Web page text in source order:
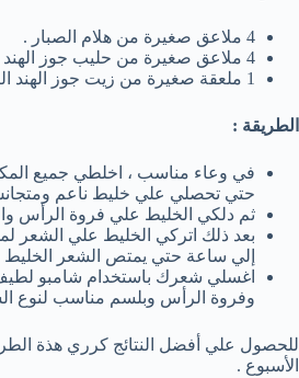
4 ملاعق صغيرة من هلام الصبار .
4 ملاعق صغيرة من حليب جوز الهند .
1 ملعقة صغيرة من زيت جوز الهند البكر .
الطريقة :
في وعاء مناسب ، اخلطي جميع
حتي تحصلي علي خليط ناعم
ثم دلكي الخليط علي فروة الرأس
بعد ذلك اتركي الخليط علي
إلي ساعة حتي يمتص الشعر الخليط
اغسلي شعرك باستخدام شامبو
وفروة الرأس وبلسم مناسب لنوع
للحصول علي أفضل النتائج كرري هذة
الأسبوع .